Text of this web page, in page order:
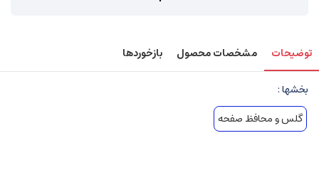
توضیحات مشخصات محصول بازخوردها
بخشها :
گلس و محافظ صفحه